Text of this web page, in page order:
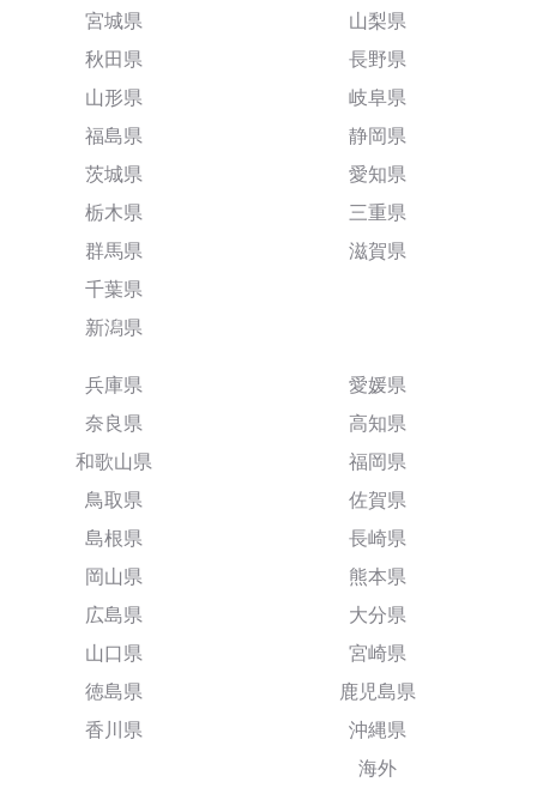
宮城県
秋田県
山形県
福島県
茨城県
栃木県
群馬県
千葉県
新潟県
山梨県
長野県
岐阜県
静岡県
愛知県
三重県
滋賀県
兵庫県
奈良県
和歌山県
鳥取県
島根県
岡山県
広島県
山口県
徳島県
香川県
愛媛県
高知県
福岡県
佐賀県
長崎県
熊本県
大分県
宮崎県
鹿児島県
沖縄県
海外